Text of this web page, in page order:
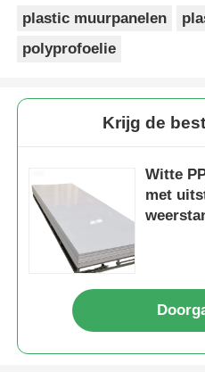
plastic muurpanelen
polyprofoelie
Krijg de
Witte
met